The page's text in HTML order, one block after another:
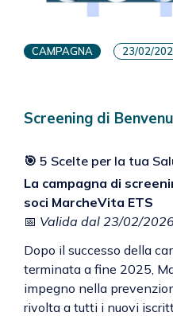
CAMPAGNA 23/02/
Screening di
🎯 5 Scelte per la tua
La campagna di
soci MarcheVita ETS
📅 Valida dal 23/02/
Dopo il successo della
terminata a fine 2025,
impegno nella
rivolta a tutti i nuovi